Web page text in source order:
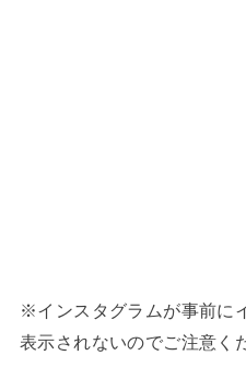
※インスタグラムが事前に
表示されないのでご注意く